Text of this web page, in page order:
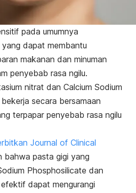
pada umumnya
dapat membantu
makanan dan minuman
penyebab rasa ngilu.
nitrat dan Calcium Sodium
secara bersamaan
terpapar penyebab rasa ngilu
Journal of Clinical
bahwa pasta gigi yang
Phosphosilicate dan
dapat mengurangi